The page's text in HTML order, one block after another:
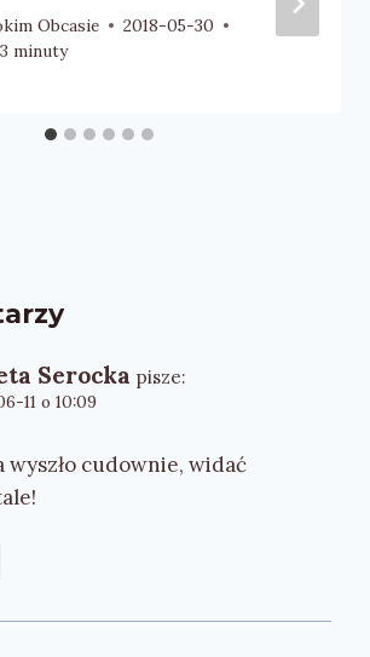
Obcasie
2018-05-30
3 minuty
Serocka pisze:
11 o 10:09
wyszło cudownie, widać